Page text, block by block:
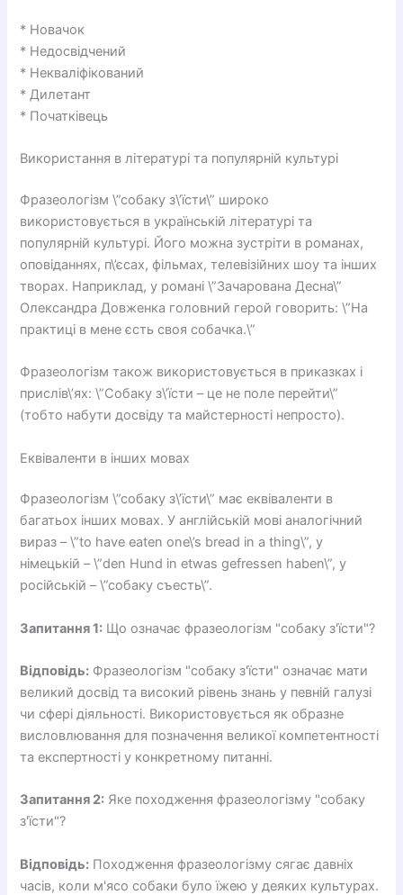
* Новачок
* Недосвідчений
* Некваліфікований
* Дилетант
* Початківець
Використання в літературі та популярній культурі
Фразеологізм \”собаку з\’їсти\” широко
використовується в українській літературі та
популярній культурі. Його можна зустріти в романах,
оповіданнях, п\’єсах, фільмах, телевізійних шоу та інших
творах. Наприклад, у романі \”Зачарована Десна\”
Олександра Довженка головний герой говорить: \”На
практиці в мене єсть своя собачка.\”
Фразеологізм також використовується в приказках і
прислів\’ях: \”Собаку з\’їсти – це не поле перейти\”
(тобто набути досвіду та майстерності непросто).
Еквіваленти в інших мовах
Фразеологізм \”собаку з\’їсти\” має еквіваленти в
багатьох інших мовах. У англійській мові аналогічний
вираз – \”to have eaten one\’s bread in a thing\”, у
німецькій – \”den Hund in etwas gefressen haben\”, у
російській – \”собаку съесть\”.
Запитання 1: Що означає фразеологізм "собаку з'їсти"?
Відповідь: Фразеологізм "собаку з'їсти" означає мати
великий досвід та високий рівень знань у певній галузі
чи сфері діяльності. Використовується як образне
висловлювання для позначення великої компетентності
та експертності у конкретному питанні.
Запитання 2: Яке походження фразеологізму "собаку
з'їсти"?
Відповідь: Походження фразеологізму сягає давніх
часів, коли м'ясо собаки було їжею у деяких культурах.